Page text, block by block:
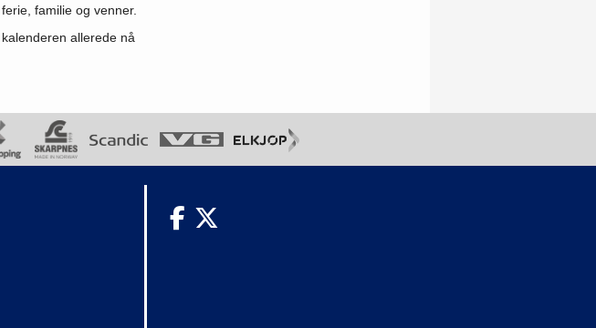
familie og venner.
allerede nå